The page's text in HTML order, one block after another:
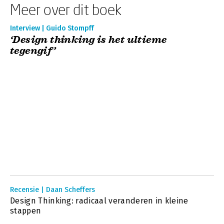
Meer over dit boek
Interview | Guido Stompff
‘Design thinking is het ultieme
tegengif’
Recensie | Daan Scheffers
Design Thinking: radicaal veranderen in kleine
stappen